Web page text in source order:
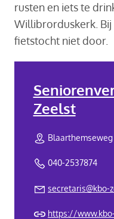
rusten en iets te
Willibrorduskerk. Bij
fietstocht niet door.
Zeelst
Blaarthemseweg
040-2537874
secretaris@kbo-
https://